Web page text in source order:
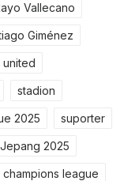
Vallecano
Giménez
united
stadion
2025 suporter
2025
champions league